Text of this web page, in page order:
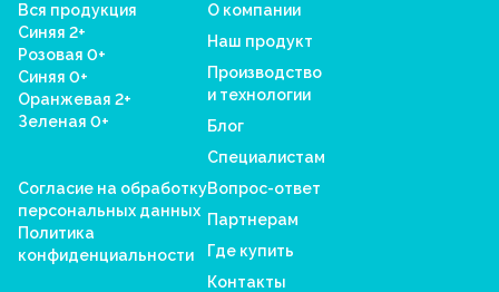
Вся продукция
Синяя 2+
Розовая 0+
Синяя 0+
Оранжевая 2+
Зеленая 0+
Согласие на обработку
персональных данных
Политика
конфиденциальности
О компании
Наш продукт
Производство
и технологии
Блог
Специалистам
Вопрос-ответ
Партнерам
Где купить
Контакты